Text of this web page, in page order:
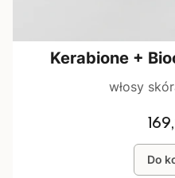
Kerabione +
włosy
Do